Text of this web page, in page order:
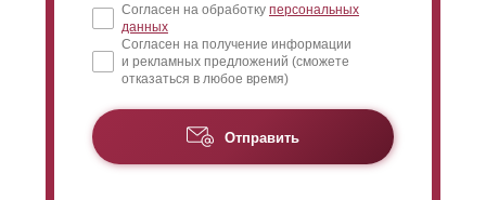
Согласен на обработку персональных
данных
Согласен на получение информации
и рекламных предложений (сможете
отказаться в любое время)
Отправить